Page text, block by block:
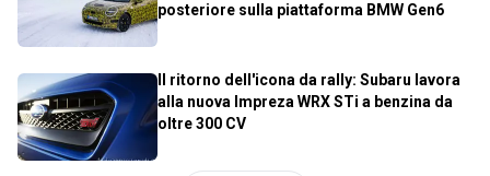
posteriore sulla piattaforma BMW Gen6
Il ritorno dell'icona da rally: Subaru lavora
alla nuova Impreza WRX STi a benzina da
oltre 300 CV